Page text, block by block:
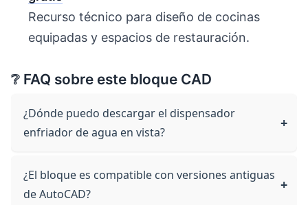
Recurso técnico para diseño de cocinas
equipadas y espacios de restauración.
❔ FAQ sobre este bloque CAD
¿Dónde puedo descargar el dispensador
enfriador de agua en vista?
¿El bloque es compatible con versiones antiguas
de AutoCAD?